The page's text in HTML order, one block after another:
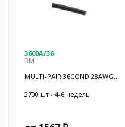
3600A/36
3M
MULTI-PAIR 36COND 28AWG
2700 шт - 4-6 недель